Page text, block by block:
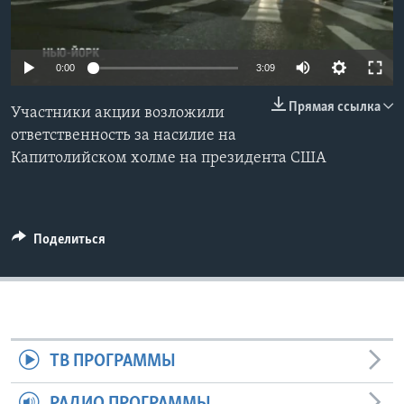
Learning English
Языки
0:00 3:09
Прямая ссылка
Участники акции возложили
ответственность за насилие на
Капитолийском холме на президента США
Поделиться
ТВ ПРОГРАММЫ